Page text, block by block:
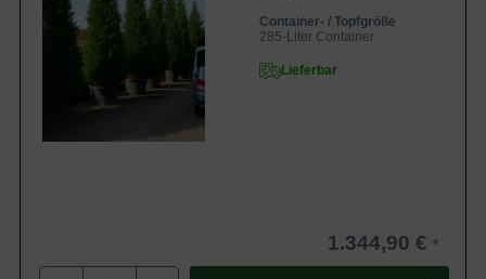
Container- / Topfgröße
285-Liter Container
Lieferbar
1.344,90 €